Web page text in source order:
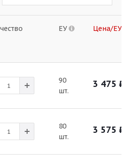
ЕУ Цена/ЕУ
90
шт.
3 475 ₽
80
шт.
3 575 ₽